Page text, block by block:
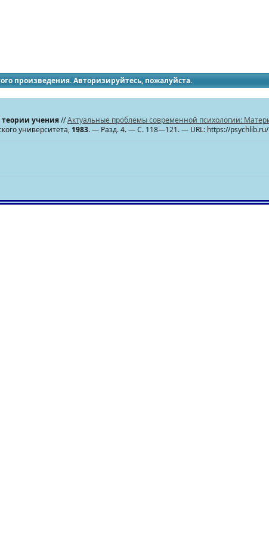
произведения. Авторизируйтесь, пожалуйста.
теории учения//Актуальные проблемы современной психологии:
университета, 1983. — Разд. 4. — С. 118—121. — URL: https://psychlib.ru/